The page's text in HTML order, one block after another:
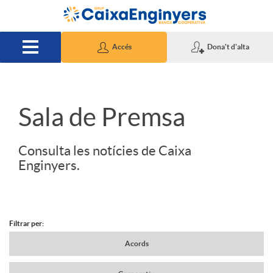
Salta al contingut principal
Accés Dona't d'alta
S
d
Sala de Premsa
Consulta les notícies de Caixa
Enginyers.
N
Filtrar per:
Acords